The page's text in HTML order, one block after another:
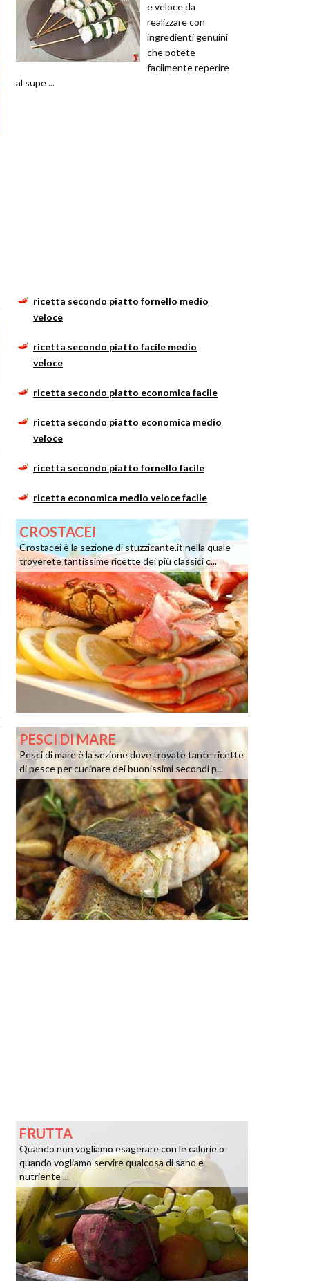
e veloce da
realizzare con
ingredienti genuini
che potete
facilmente reperire
al supe ...
ricetta secondo piatto fornello medio
veloce
ricetta secondo piatto facile medio
veloce
ricetta secondo piatto economica facile
ricetta secondo piatto economica medio
veloce
ricetta secondo piatto fornello facile
ricetta economica medio veloce facile
CROSTACEI
Crostacei è la sezione di stuzzicante.it nella quale
troverete tantissime ricette dei più classici c...
PESCI DI MARE
Pesci di mare è la sezione dove trovate tante ricette
di pesce per cucinare dei buonissimi secondi p...
FRUTTA
Quando non vogliamo esagerare con le calorie o
quando vogliamo servire qualcosa di sano e
nutriente ...